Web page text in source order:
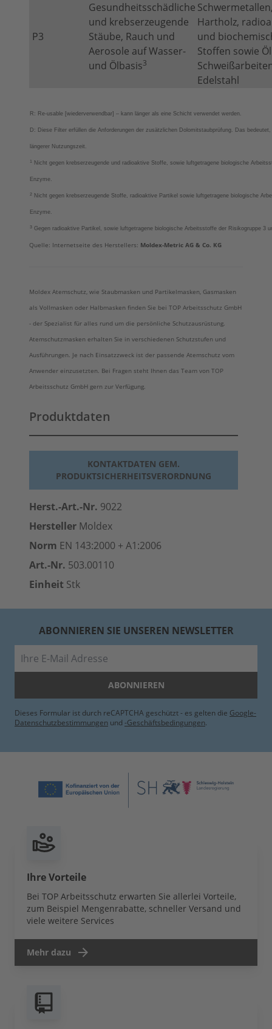
P3
Gesundheitsschädliche
und krebserzeugende
Stäube, Rauch und
Aerosole auf Wasser-
und Ölbasis3
Hartholz,
und
Stoffen sowie
Edelstahl
R: Re-usable [wiederverwendbar] – kann länger als eine Schicht verwendet werden.
D: Diese Filter erfüllen die Anforderungen der zusätzlichen Dolomitstaubprüfung. Das
längerer Nutzungszeit.
1 Nicht gegen krebserzeugende und radioaktive Stoffe, sowie luftgetragene biologische
Enzyme.
2 Nicht gegen krebserzeugende Stoffe, radioaktive Partikel sowie luftgetragene biologische
Enzyme.
3 Gegen radioaktive Partikel, sowie luftgetragene biologische Arbeitsstoffe der Risikogruppe 3
Quelle: Internetseite des Herstellers: Moldex-Metric AG & Co. KG
Moldex Atemschutz, wie Staubmasken und Partikelmasken, Gasmasken
als Vollmasken oder Halbmasken finden Sie bei TOP Arbeitsschutz GmbH
- der Spezialist für alles rund um die persönliche Schutzausrüstung.
Atemschutzmasken erhalten Sie in verschiedenen Schutzstufen und
Ausführungen. Je nach Einsatzzweck ist der passende Atemschutz vom
Anwender einzusetzten. Bei Fragen steht Ihnen das Team von TOP
Arbeitsschutz GmbH gern zur Verfügung.
Produktdaten
KONTAKTDATEN GEM.
PRODUKTSICHERHEITSVERORDNUNG
Herst.-Art.-Nr. 9022
Hersteller Moldex
Norm EN 143:2000 + A1:2006
Art.-Nr. 503.00110
Einheit Stk
ABONNIEREN SIE UNSEREN NEWSLETTER
ABONNIEREN
Dieses Formular ist durch reCAPTCHA geschützt - es gelten die Google-
Datenschutzbestimmungen und -Geschäftsbedingungen.
Ihre Vorteile
Bei TOP Arbeitsschutz erwarten Sie allerlei Vorteile,
zum Beispiel Mengenrabatte, schneller Versand und
viele weitere Services
Mehr dazu